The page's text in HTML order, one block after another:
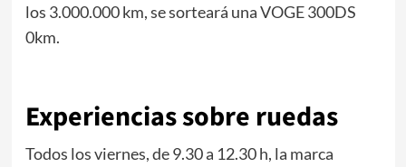
los 3.000.000 km, se sorteará una VOGE 300DS
0km.
Experiencias sobre ruedas
Todos los viernes, de 9.30 a 12.30 h, la marca